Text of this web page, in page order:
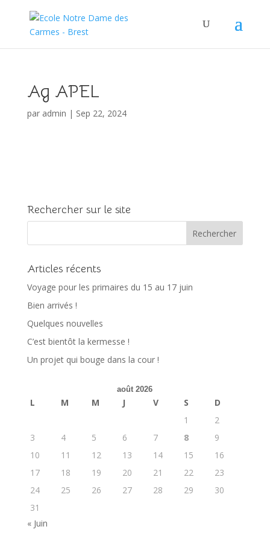
Ag APEL
par admin | Sep 22, 2024
Rechercher sur le site
Articles récents
Voyage pour les primaires du 15 au 17 juin
Bien arrivés !
Quelques nouvelles
C’est bientôt la kermesse !
Un projet qui bouge dans la cour !
août 2026
L M M J V S
D
1
2
3
4 5 6 7 8
9
10
11 12 13 14 15
16
17
18 19 20 21 22
23
24
25 26 27 28 29
30
31
« Juin